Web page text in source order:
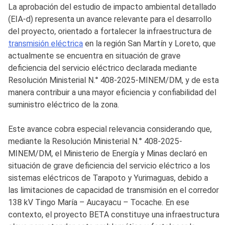
La aprobación del estudio de impacto ambiental detallado
(EIA-d) representa un avance relevante para el desarrollo
del proyecto, orientado a fortalecer la infraestructura de
transmisión eléctrica en la región San Martín y Loreto, que
actualmente se encuentra en situación de grave
deficiencia del servicio eléctrico declarada mediante
Resolución Ministerial N.° 408-2025-MINEM/DM, y de esta
manera contribuir a una mayor eficiencia y confiabilidad del
suministro eléctrico de la zona.
Este avance cobra especial relevancia considerando que,
mediante la Resolución Ministerial N.° 408-2025-
MINEM/DM, el Ministerio de Energía y Minas declaró en
situación de grave deficiencia del servicio eléctrico a los
sistemas eléctricos de Tarapoto y Yurimaguas, debido a
las limitaciones de capacidad de transmisión en el corredor
138 kV Tingo María – Aucayacu – Tocache. En ese
contexto, el proyecto BETA constituye una infraestructura